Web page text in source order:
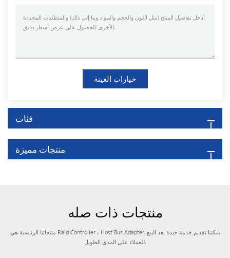
خيارات العينة
فئات
منتجات مميزة
منتجات ذات صله
منتجاتنا الرئيسية هي Raid Controller ، Host Bus Adapter. يمكننا تقديم خدمة جيدة بعد البيع
للعملاء على المدى الطويل.